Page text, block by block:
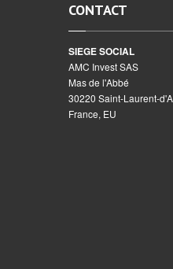
CONTACT
SIEGE SOCIAL
AMC Invest SAS
Mas de l'Abbé
30220 Saint-Laurent-
France, EU